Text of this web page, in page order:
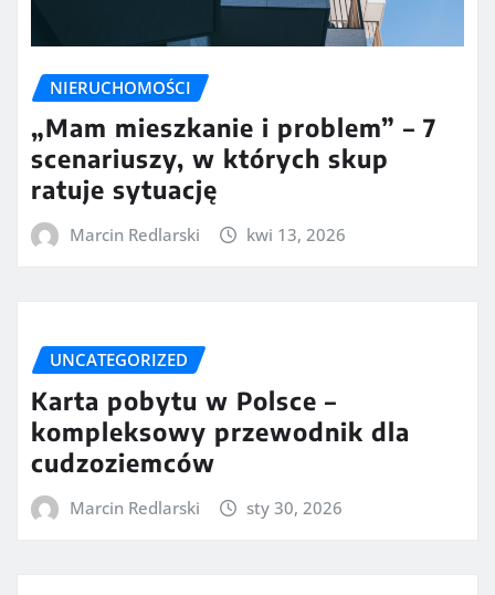
NIERUCHOMOŚCI
„Mam mieszkanie i problem” – 7
scenariuszy, w których skup
ratuje sytuację
Marcin Redlarski kwi 13, 2026
UNCATEGORIZED
Karta pobytu w Polsce –
kompleksowy przewodnik dla
cudzoziemców
Marcin Redlarski sty 30, 2026